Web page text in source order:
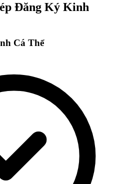
Đăng Ký Kinh
Cá Thể